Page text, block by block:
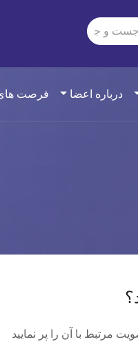
درباره اعضا فرصت
مرتبط با آن را پر نمایید